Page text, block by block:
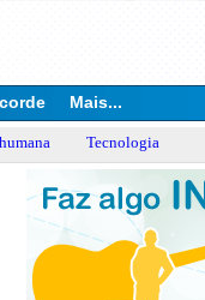
Mais...
Tecnologia